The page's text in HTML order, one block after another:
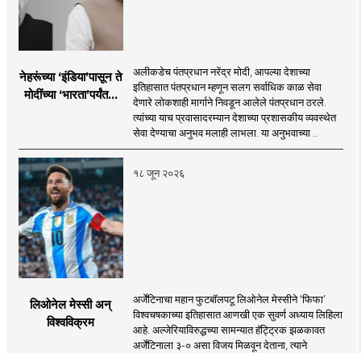
नेहरूंच्या ‘इंडिया’पासून ते
मोदींच्या ‘भारता’पर्यंतचा
अलीकडेच पंतप्रधान नरेंद्र मोदी, आपल्या देशाच्या
इतिहासात पंतप्रधान म्हणून सलग सर्वाधिक काळ सेवा
देणारे लोकशाही मार्गाने निवडून आलेले पंतप्रधान ठरले.
त्यांच्या याच प्रवासादरम्यान देशाच्या प्रशासकीय व्यवस्थेत
सेवा देण्याचा अनुभव मलाही लाभला. या अनुभवाच्या ..
१८ जून २०२६
लिओनेल मेस्सी अन्
विश्वविक्रम
अर्जेंटिनाचा महान फुटबॉलपटू लिओनेल मेस्सीने ‘फिफा’
विश्वचषकाच्या इतिहासात आणखी एक सुवर्ण अध्याय लिहिला
आहे. अल्जेरियाविरुद्धच्या सामन्यात हॅट्ट्रिक झळकावत
अर्जेंटिनाला ३-० असा विजय मिळवून देताना, त्याने